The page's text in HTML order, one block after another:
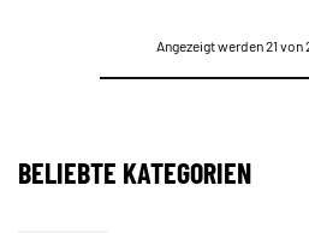
Angezeigt werden 21 von
BELIEBTE KATEGORIEN